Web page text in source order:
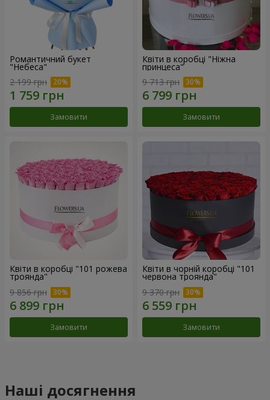
Романтичний букет
"Небеса"
2 199 грн
Замовити
Квіти в коробці "Ніжна
принцеса"
9 713 грн
Замовити
Квіти в коробці "101 рожева
троянда"
9 856 грн
Замовити
Квіти в чорній коробці "101
червона троянда"
9 370 грн
Замовити
Наші досягнення